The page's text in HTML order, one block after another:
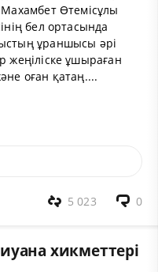
Өтемісұлы
бел ортасында
ұраншысы әрі
жеңіліске ұшыраған
оған қатаң....
0
5 023
хикметтері